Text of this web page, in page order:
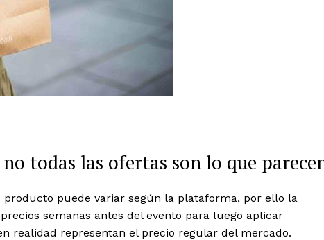
todas las ofertas son lo que
puede variar según la plataforma, por ello la
semanas antes del evento para luego aplicar
realidad representan el precio regular del mercado.